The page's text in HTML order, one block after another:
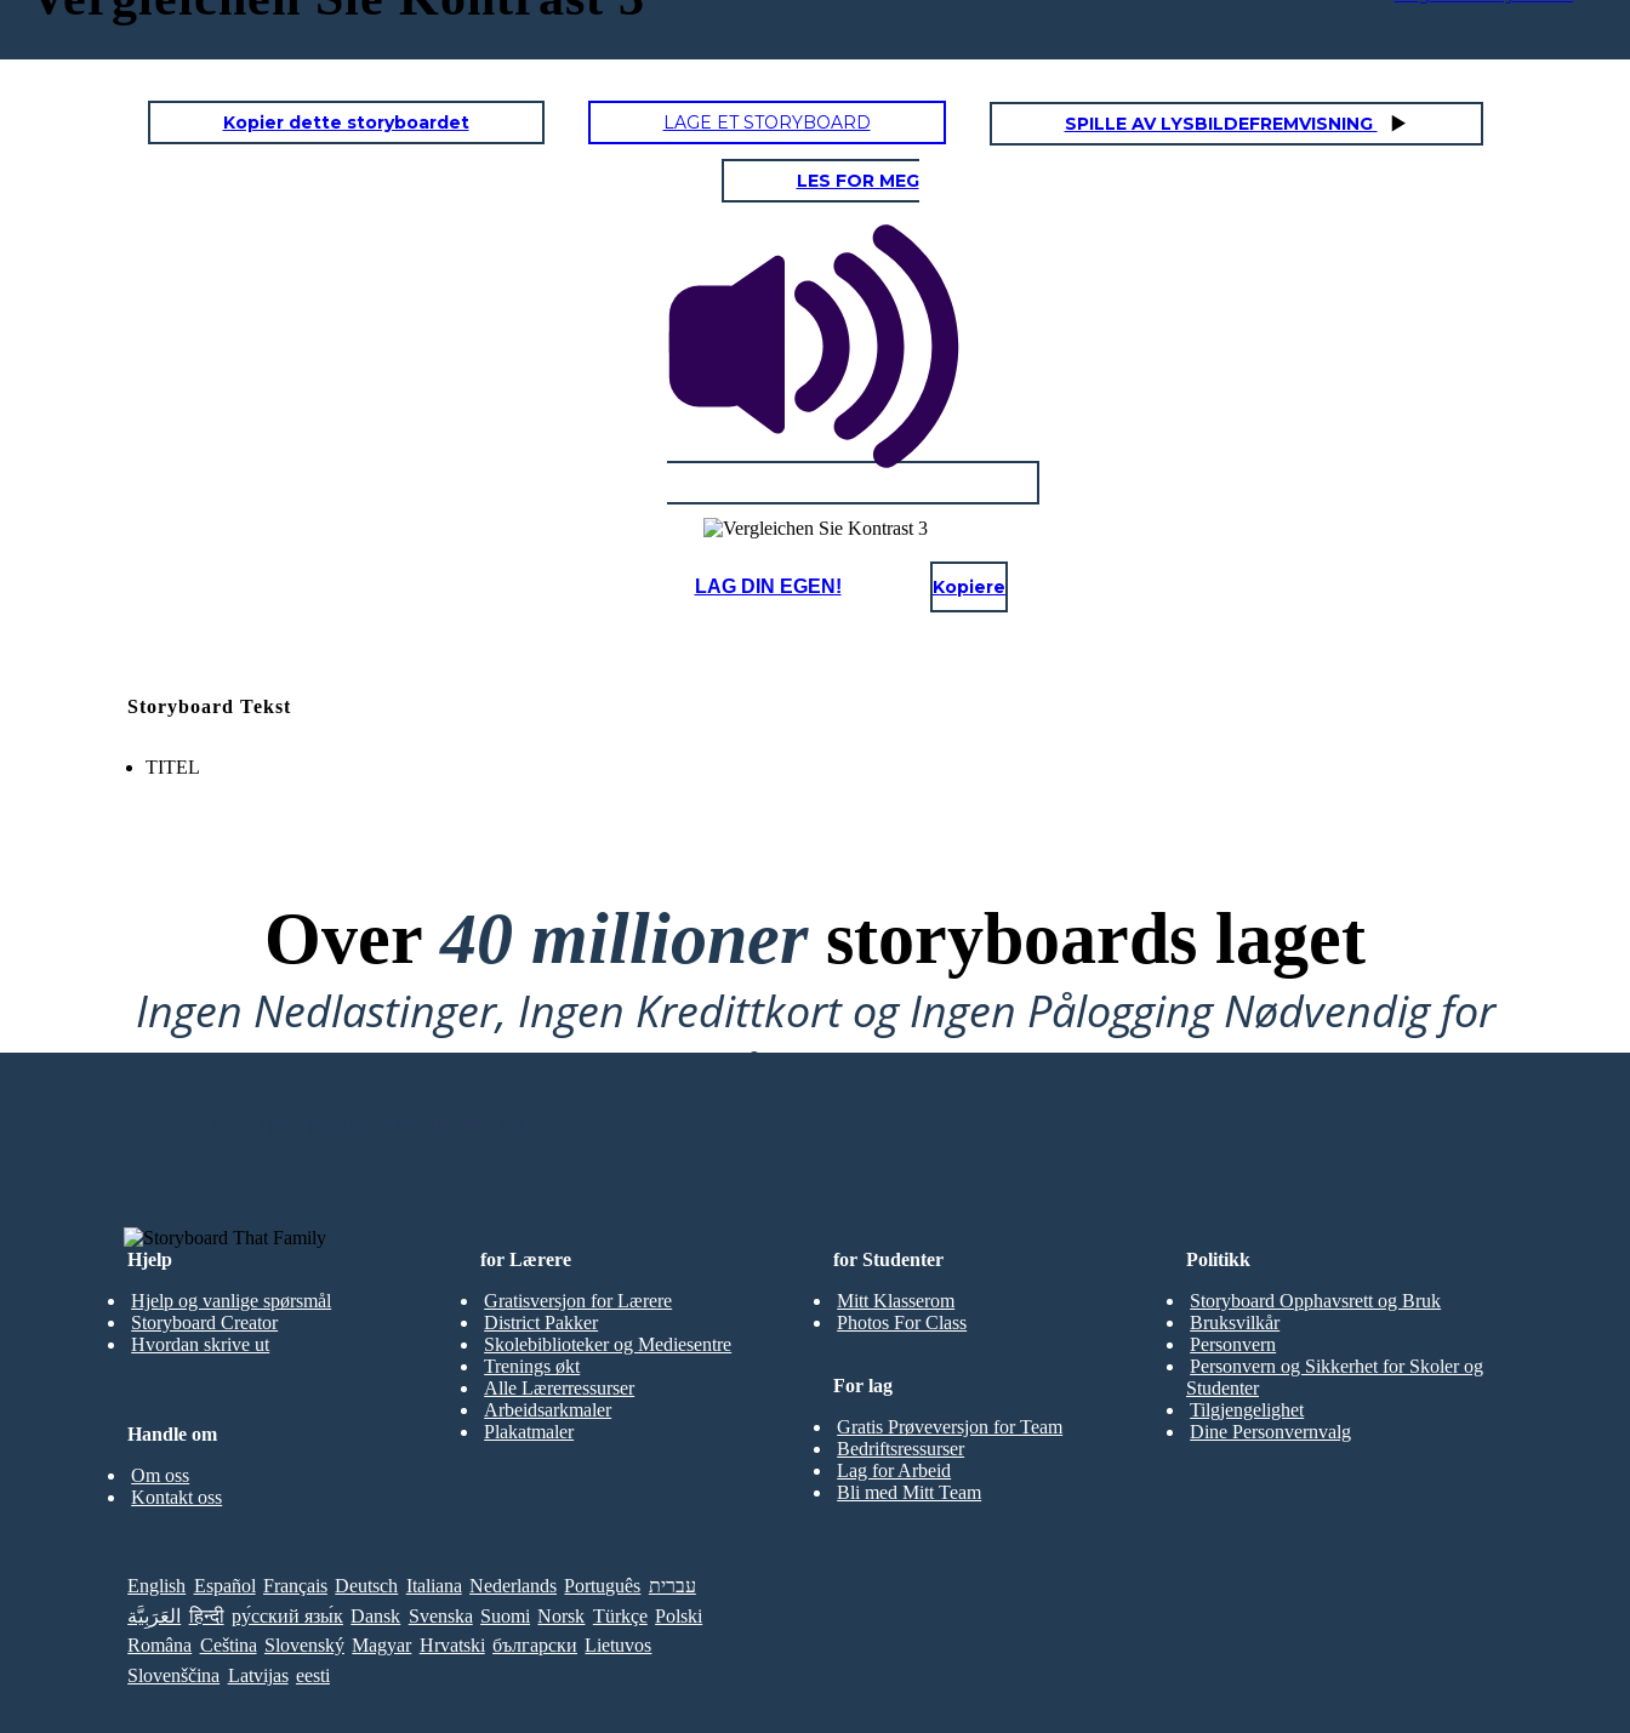
Kopier dette storyboardet LAGE ET STORYBOARD SPILLE AV LYSBILDEFREMVISNING
LES FOR MEG
LAG DIN EGEN! Kopiere
Storyboard Tekst
TITEL
Over40 millionerstoryboards laget
Ingen Nedlastinger, Ingen Kredittkort og Ingen Pålogging Nødvendig for
å Prøve!
Hjelp
Hjelp og vanlige spørsmål
Storyboard Creator
Hvordan skrive ut
for Studenter
Mitt Klasserom
Photos For Class
for Lærere
Gratisversjon for Lærere
District Pakker
Skolebiblioteker og Mediesentre
Trenings økt
Alle Lærerressurser
Arbeidsarkmaler
Plakatmaler
For lag
Gratis Prøveversjon for Team
Bedriftsressurser
Lag for Arbeid
Bli med Mitt Team
Handle om
Om oss
Kontakt oss
Politikk
Storyboard Opphavsrett og Bruk
Bruksvilkår
Personvern
Personvern og Sikkerhet for Skoler og
Studenter
Tilgjengelighet
Dine Personvernvalg
English Español Français Deutsch Italiana Nederlands Português עברית
العَرَبِيَّة
हिन्दी ру́сский язы́к Dansk Svenska Suomi Norsk Türkçe Polski
Româna Ceština Slovenský Magyar Hrvatski български Lietuvos
Slovenščina Latvijas eesti